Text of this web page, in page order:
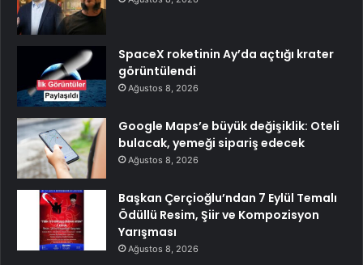
SpaceX roketinin Ay’da açtığı krater
görüntülendi
Ağustos 8, 2026
Google Maps’e büyük değişiklik: Oteli
bulacak, yemeği sipariş edecek
Ağustos 8, 2026
Başkan Çerçioğlu’ndan 7 Eylül Temalı
Ödüllü Resim, Şiir ve Kompozisyon
Yarışması
Ağustos 8, 2026